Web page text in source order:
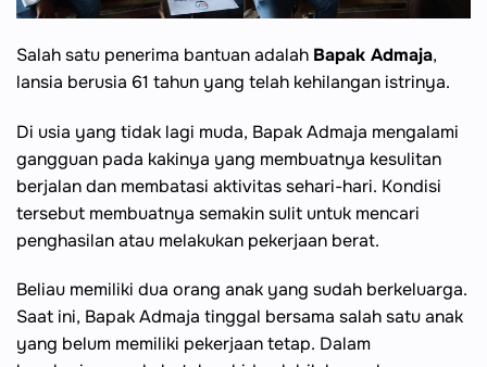
Salah satu penerima bantuan adalah Bapak Admaja,
lansia berusia 61 tahun yang telah kehilangan istrinya.
Di usia yang tidak lagi muda, Bapak Admaja mengalami
gangguan pada kakinya yang membuatnya kesulitan
berjalan dan membatasi aktivitas sehari-hari. Kondisi
tersebut membuatnya semakin sulit untuk mencari
penghasilan atau melakukan pekerjaan berat.
Beliau memiliki dua orang anak yang sudah berkeluarga.
Saat ini, Bapak Admaja tinggal bersama salah satu anak
yang belum memiliki pekerjaan tetap. Dalam